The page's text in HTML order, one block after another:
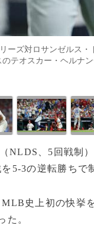
ーズ対ロサンゼルス・
オスカー・ヘルナン
NLDS、5回戦制
5-3の逆転勝ちで
史上初の快挙
た。